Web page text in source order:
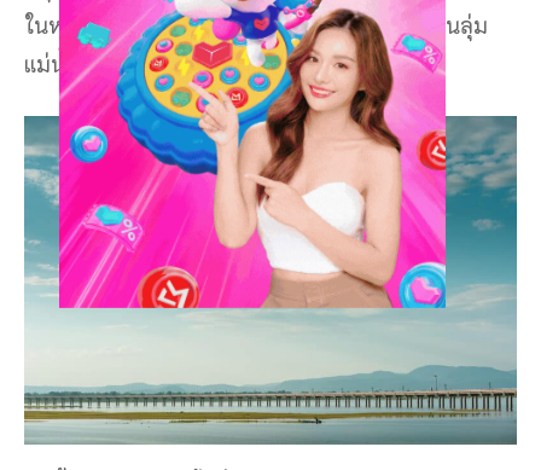
ในหลวงรัชกาลที่ 9 เพื่อป้องกันปัญหาน้ำท่วมในลุ่ม
แม่น้ำป่าสัก และลุ่มแม่น้ำเจ้าพระยา